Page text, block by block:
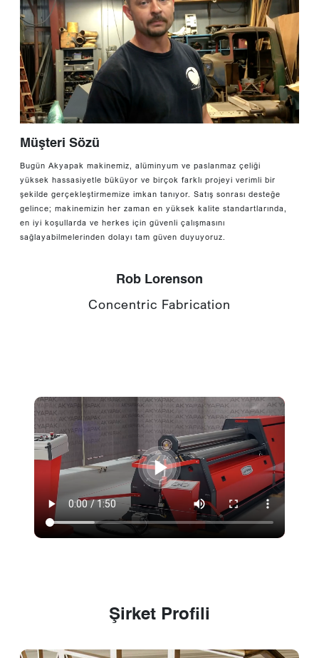
Müşteri Sözü
Bugün Akyapak makinemiz, alüminyum ve paslanmaz çeliği
yüksek hassasiyetle büküyor ve birçok farklı projeyi verimli bir
şekilde gerçekleştirmemize imkan tanıyor. Satış sonrası desteğe
gelince; makinemizin her zaman en yüksek kalite standartlarında,
en iyi koşullarda ve herkes için güvenli çalışmasını
sağlayabilmelerinden dolayı tam güven duyuyoruz.
Rob Lorenson
Concentric Fabrication
Şirket Profili